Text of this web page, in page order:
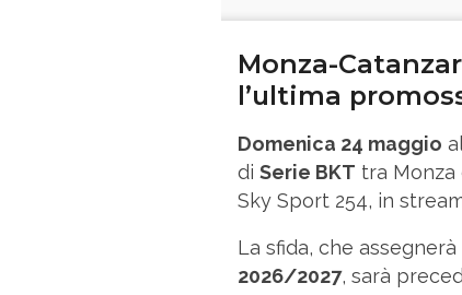
Monza-
l’ultima
Domenica 24 maggio
di Serie BKT tra Monza
Sky Sport 254, in
La sfida, che assegnerà
2026/2027, sarà